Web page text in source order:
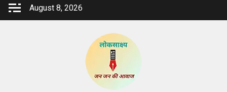
Skip
August 8, 2026